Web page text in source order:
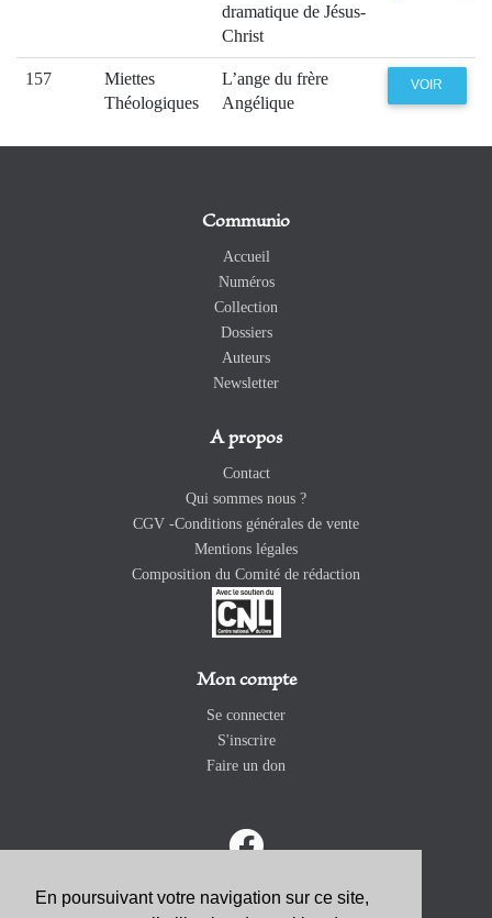
En poursuivant votre navigation sur ce site,
dramatique de Jésus-
Christ
157
Miettes
Théologiques
L’ange du frère
Angélique
VOIR
Communio
Accueil
Numéros
Collection
Dossiers
Auteurs
Newsletter
A propos
Contact
Qui sommes nous ?
CGV -Conditions générales de vente
Mentions légales
Composition du Comité de rédaction
Mon compte
Se connecter
S'inscrire
Faire un don